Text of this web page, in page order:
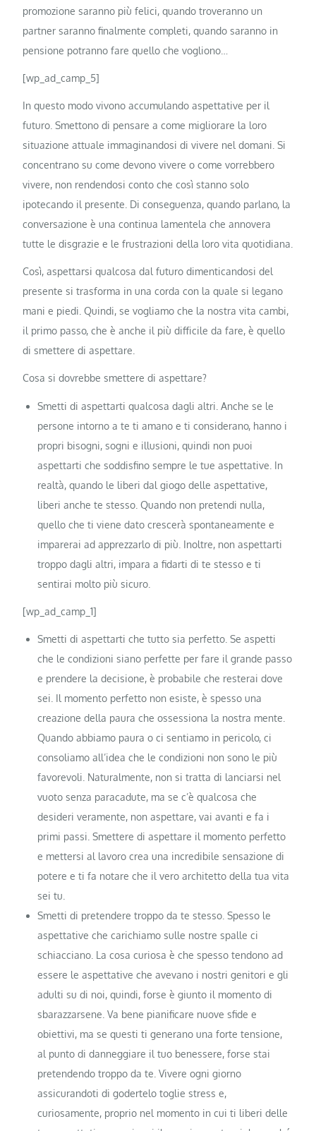
promozione saranno più felici, quando troveranno un
partner saranno finalmente completi, quando saranno in
pensione potranno fare quello che vogliono…
[wp_ad_camp_5]
In questo modo vivono accumulando aspettative per il
futuro. Smettono di pensare a come migliorare la loro
situazione attuale immaginandosi di vivere nel domani. Si
concentrano su come devono vivere o come vorrebbero
vivere, non rendendosi conto che così stanno solo
ipotecando il presente. Di conseguenza, quando parlano, la
conversazione è una continua lamentela che annovera
tutte le disgrazie e le frustrazioni della loro vita quotidiana.
Così, aspettarsi qualcosa dal futuro dimenticandosi del
presente si trasforma in una corda con la quale si legano
mani e piedi. Quindi, se vogliamo che la nostra vita cambi,
il primo passo, che è anche il più difficile da fare, è quello
di smettere di aspettare.
Cosa si dovrebbe smettere di aspettare?
Smetti di aspettarti qualcosa dagli altri. Anche se le
persone intorno a te ti amano e ti considerano, hanno i
propri bisogni, sogni e illusioni, quindi non puoi
aspettarti che soddisfino sempre le tue aspettative. In
realtà, quando le liberi dal giogo delle aspettative,
liberi anche te stesso. Quando non pretendi nulla,
quello che ti viene dato crescerà spontaneamente e
imparerai ad apprezzarlo di più. Inoltre, non aspettarti
troppo dagli altri, impara a fidarti di te stesso e ti
sentirai molto più sicuro.
[wp_ad_camp_1]
Smetti di aspettarti che tutto sia perfetto. Se aspetti
che le condizioni siano perfette per fare il grande passo
e prendere la decisione, è probabile che resterai dove
sei. Il momento perfetto non esiste, è spesso una
creazione della paura che ossessiona la nostra mente.
Quando abbiamo paura o ci sentiamo in pericolo, ci
consoliamo all’idea che le condizioni non sono le più
favorevoli. Naturalmente, non si tratta di lanciarsi nel
vuoto senza paracadute, ma se c’è qualcosa che
desideri veramente, non aspettare, vai avanti e fa i
primi passi. Smettere di aspettare il momento perfetto
e mettersi al lavoro crea una incredibile sensazione di
potere e ti fa notare che il vero architetto della tua vita
sei tu.
Smetti di pretendere troppo da te stesso. Spesso le
aspettative che carichiamo sulle nostre spalle ci
schiacciano. La cosa curiosa è che spesso tendono ad
essere le aspettative che avevano i nostri genitori e gli
adulti su di noi, quindi, forse è giunto il momento di
sbarazzarsene. Va bene pianificare nuove sfide e
obiettivi, ma se questi ti generano una forte tensione,
al punto di danneggiare il tuo benessere, forse stai
pretendendo troppo da te. Vivere ogni giorno
assicurandoti di godertelo toglie stress e,
curiosamente, proprio nel momento in cui ti liberi delle